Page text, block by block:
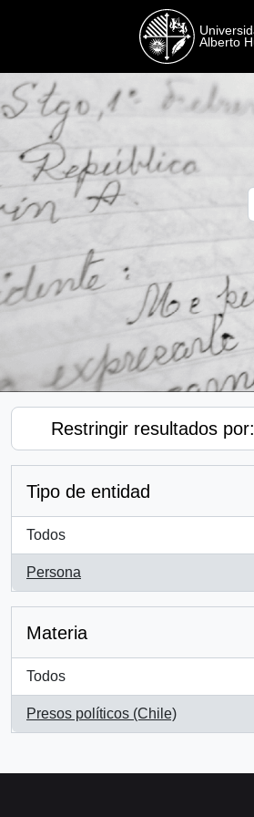
Restringir resultados por:
Tipo de entidad
Todos
Persona
, 1 resultados
Materia
Todos
Presos políticos (Chile)
, 1 resultados